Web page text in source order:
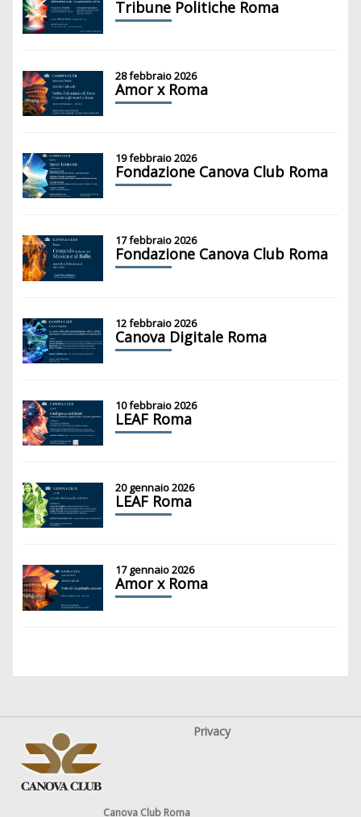
Tribune Politiche Roma
28 febbraio 2026
Amor x Roma
19 febbraio 2026
Fondazione Canova Club Roma
17 febbraio 2026
Fondazione Canova Club Roma
12 febbraio 2026
Canova Digitale Roma
10 febbraio 2026
LEAF Roma
20 gennaio 2026
LEAF Roma
17 gennaio 2026
Amor x Roma
Privacy
Canova Club Roma